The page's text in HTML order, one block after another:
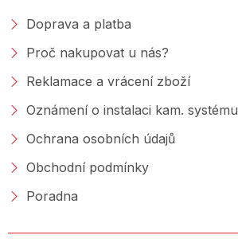
Doprava a platba
Proč nakupovat u nás?
Reklamace a vrácení zboží
Oznámení o instalaci kam. systému
Ochrana osobních údajů
Obchodní podmínky
Poradna